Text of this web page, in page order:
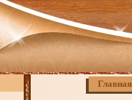
Главная